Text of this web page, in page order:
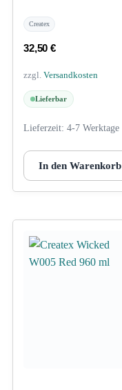
Createx
32,50€
zzgl. Versandkosten
Lieferbar
Lieferzeit: 4-7 Werktage
In den Warenkorb